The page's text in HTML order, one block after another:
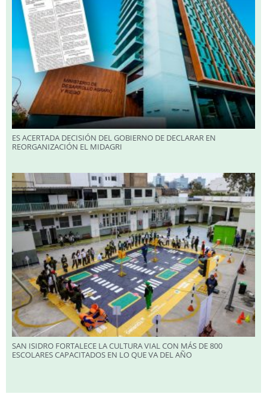
ES ACERTADA DECISIÓN DEL GOBIERNO DE DECLARAR EN
REORGANIZACIÓN EL MIDAGRI
SAN ISIDRO FORTALECE LA CULTURA VIAL CON MÁS DE 800
ESCOLARES CAPACITADOS EN LO QUE VA DEL AÑO